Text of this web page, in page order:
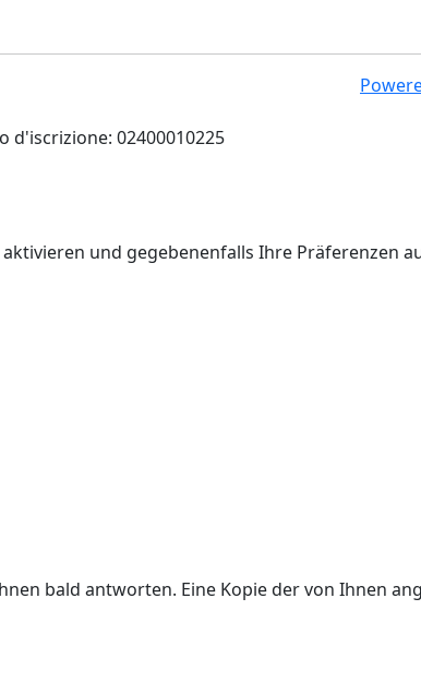
d'iscrizione: 02400010225
und gegebenenfalls Ihre Präferenzen
bald antworten. Eine Kopie der von Ihnen